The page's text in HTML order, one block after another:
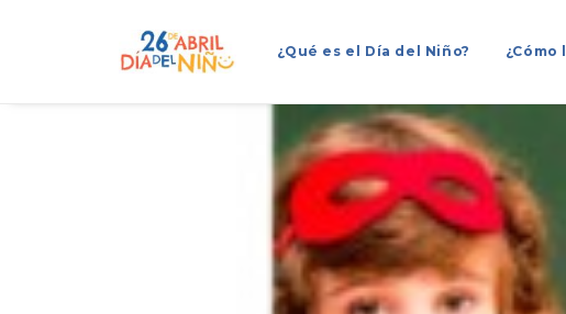
¿Qué es el Día del Niño? ¿Cómo